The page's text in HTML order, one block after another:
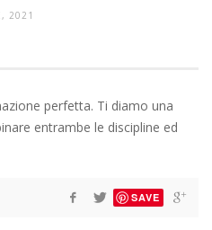
2021
perfetta. Ti diamo una
entrambe le discipline ed
SAVE